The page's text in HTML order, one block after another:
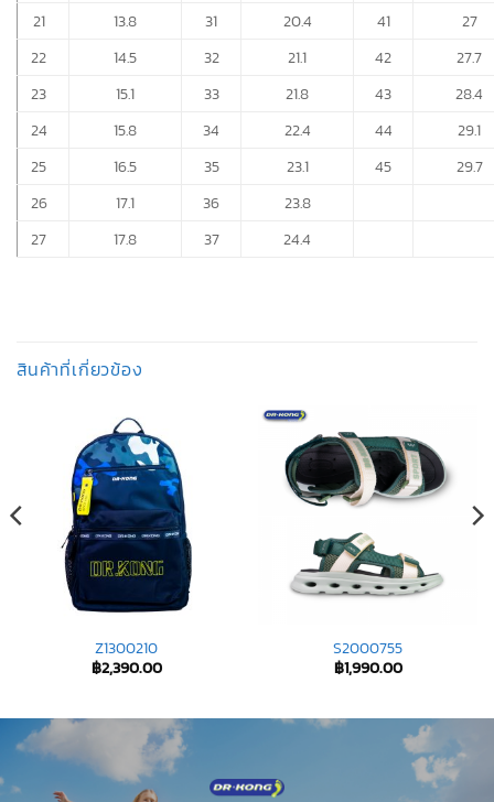
21
13.8 31 20.4 41
27
22
14.5 32 21.1 42
27.7
23
15.1 33 21.8 43
28.4
24
15.8 34 22.4 44
29.1
25
16.5 35 23.1 45
29.7
26
17.1 36
23.8
27
17.8 37 24.4
สินค้าที่เกี่ยวข้อง
Z1300210
฿2,390.00
S2000755
฿1,990.00